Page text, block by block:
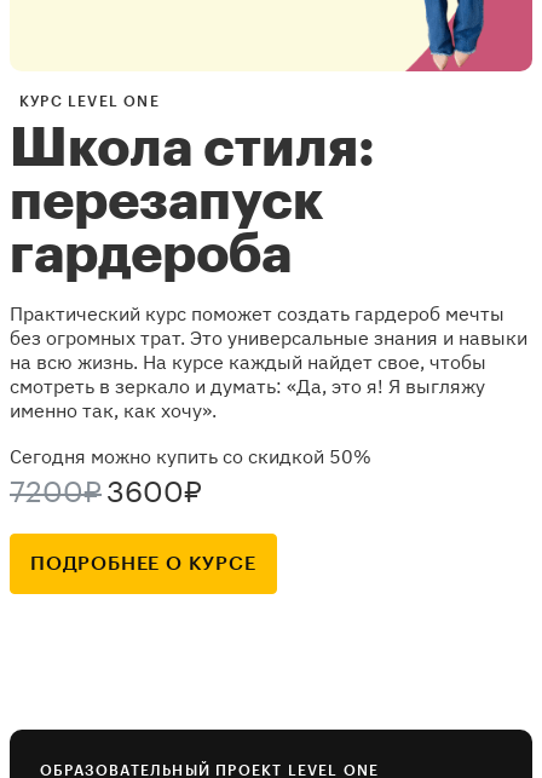
КУРС LEVEL ONE
Школа стиля:
перезапуск
гардероба
Практический курс поможет создать гардероб мечты
без огромных трат. Это универсальные знания и навыки
на всю жизнь. На курсе каждый найдет свое, чтобы
смотреть в зеркало и думать: «Да, это я! Я выгляжу
именно так, как хочу».
Сегодня можно купить со скидкой 50%
7200₽ 3600₽
ПОДРОБНЕЕ О КУРСЕ
ОБРАЗОВАТЕЛЬНЫЙ ПРОЕКТ LEVEL ONE